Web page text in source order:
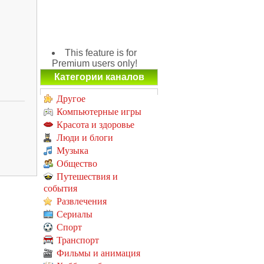
This feature is for
Premium users only!
Категории каналов
Другое
Компьютерные игры
Красота и здоровье
Люди и блоги
Музыка
Общество
Путешествия и
события
Развлечения
Сериалы
Спорт
Транспорт
Фильмы и анимация